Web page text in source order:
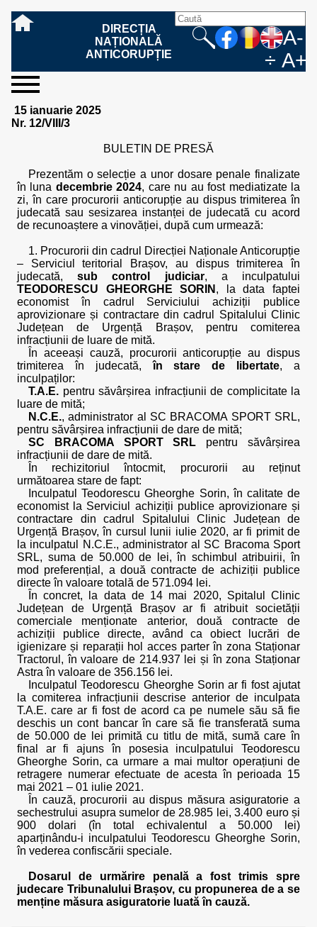
DIRECȚIA
NAȚIONALĂ
ANTICORUPȚIE
A-
÷ A+
sesizați-
ne
Ce
înseamnă
Cum
sesizați
Cum
este
Ce
trebuie
Fazele
procesului
Ce
urmează
de
corupție?
Care sunt
drepturile și
persoanelor
penal?
Cum
sprijiniți
despre
posibile
fapte de
corupție?
despre
noi
Cine
lucrează
Cu ce
se
Sursele
de
Structura
Conducerea
Structuri
teritoriale
Cadrul
legal
Resurse
financiare
Resurse
umane
Integritate
instituțională
rezultatele
noastre
Rapoarte
de
Hotărâri
penale
corupție
mass
media
Biroul de
informare
Comunicate
de presă
Model de
acreditare
Drept
la
Evenimente
informare
publică
Persoana
responsabilă
Model
solicitare
544/2001
Raportul
anual
544/2001
Legea
544/2001
Protecția
datelor
Modalități
de
oferit în
baza Legii
544/2001
cooperare
internațională
Programe
Evenimente
internaționale
Cadrul legal
internațional
15 ianuarie 2025
Nr. 12/VIII/3
BULETIN DE PRESĂ
Prezentăm o selecție a unor dosare penale finalizate
în luna decembrie 2024, care nu au fost mediatizate la
zi, în care procurorii anticorupție au dispus trimiterea în
judecată sau sesizarea instanței de judecată cu acord
de recunoaștere a vinovăției, după cum urmează:
1. Procurorii din cadrul Direcției Naționale Anticorupție
– Serviciul teritorial Brașov, au dispus trimiterea în
judecată,sub control judiciar, a inculpatului
TEODORESCU GHEORGHE SORIN , la data faptei
economist în cadrul Serviciului achiziții publice
aprovizionare și contractare din cadrul Spitalului Clinic
Județean de Urgență Brașov, pentru comiterea
infracțiunii de luare de mită.
În aceeași cauză, procurorii anticorupție au dispus
trimiterea în judecată,în stare de libertate, a
inculpaților:
T.A.E. pentru săvârșirea infracțiunii de complicitate la
luare de mită;
N.C.E., administrator al SC BRACOMA SPORT SRL,
pentru săvârșirea infracțiunii de dare de mită;
SC BRACOMA SPORT SRL pentru săvârșirea
infracțiunii de dare de mită.
În rechizitoriul întocmit, procurorii au reținut
următoarea stare de fapt:
Inculpatul Teodorescu Gheorghe Sorin, în calitate de
economist la Serviciul achiziții publice aprovizionare și
contractare din cadrul Spitalului Clinic Județean de
Urgență Brașov, în cursul lunii iulie 2020, ar fi primit de
la inculpatul N.C.E., administrator al SC Bracoma Sport
SRL, suma de 50.000 de lei, în schimbul atribuirii, în
mod preferențial, a două contracte de achiziții publice
directe în valoare totală de 571.094 lei.
În concret, la data de 14 mai 2020, Spitalul Clinic
Județean de Urgență Brașov ar fi atribuit societății
comerciale menționate anterior, două contracte de
achiziții publice directe, având ca obiect lucrări de
igienizare și reparații hol acces parter în zona Staționar
Tractorul, în valoare de 214.937 lei și în zona Staționar
Astra în valoare de 356.156 lei.
Inculpatul Teodorescu Gheorghe Sorin ar fi fost ajutat
la comiterea infracțiunii descrise anterior de inculpata
T.A.E. care ar fi fost de acord ca pe numele său să fie
deschis un cont bancar în care să fie transferată suma
de 50.000 de lei primită cu titlu de mită, sumă care în
final ar fi ajuns în posesia inculpatului Teodorescu
Gheorghe Sorin, ca urmare a mai multor operațiuni de
retragere numerar efectuate de acesta în perioada 15
mai 2021 – 01 iulie 2021.
În cauză, procurorii au dispus măsura asiguratorie a
sechestrului asupra sumelor de 28.985 lei, 3.400 euro și
900 dolari (în total echivalentul a 50.000 lei)
aparținându-i inculpatului Teodorescu Gheorghe Sorin,
în vederea confiscării speciale.
Dosarul de urmărire penală a fost trimis spre
judecare Tribunalului Brașov, cu propunerea de a se
menține măsura asiguratorie luată în cauză.